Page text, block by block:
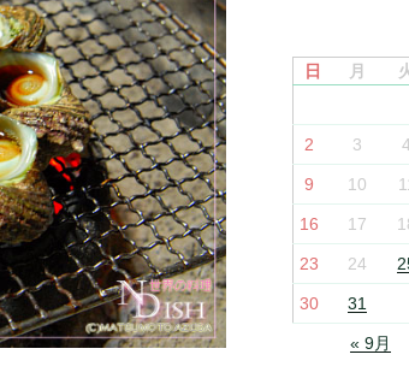
日
月
2 3 4
9 10
16 17
23 24
30 31
« 9月